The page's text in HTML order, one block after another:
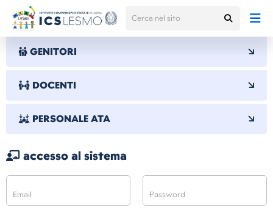
GENITORI
DOCENTI
PERSONALE ATA
accesso al sistema